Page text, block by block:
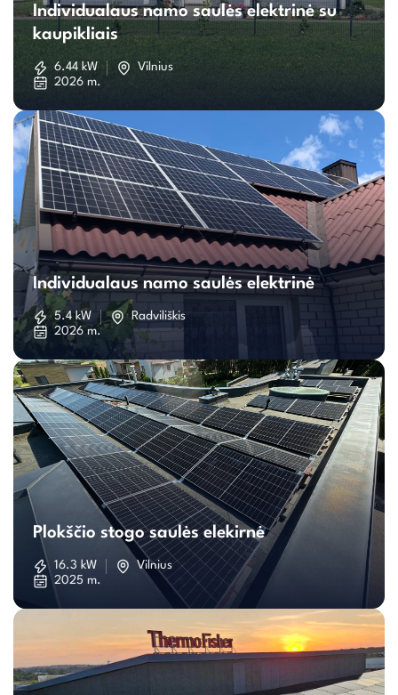
namo
saulės
kaupikliais
Individualaus namo saulės elektrinė su
kaupikliais
6.44 kW
Vilnius
2026 m.
Individualaus
namo
saulės
Individualaus namo saulės elektrinė
5.4 kW
Radviliškis
2026 m.
Plokščio
stogo
saulės
elekirnė
Plokščio stogo saulės elekirnė
16.3 kW
Vilnius
2025 m.